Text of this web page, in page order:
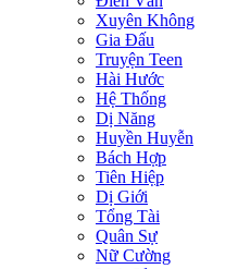
Xuyên Không
Gia Đấu
Truyện Teen
Hài Hước
Hệ Thống
Dị Năng
Huyền Huyễn
Bách Hợp
Tiên Hiệp
Dị Giới
Tổng Tài
Quân Sự
Nữ Cường